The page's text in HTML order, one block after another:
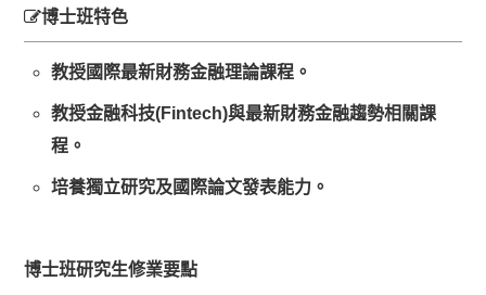
博士班特色
教授國際最新財務金融理論課程。
教授金融科技(Fintech)與最新財務金融趨勢相關課
程。
培養獨立研究及國際論文發表能力。
博士班研究生修業要點